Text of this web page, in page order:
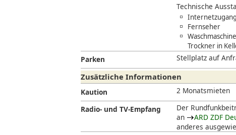
Technische
Fernseher
Trockner in
Parken Stellplatz auf
Zusätzliche Informationen
Kaution
2 Monatsmieten
Radio- und TV-Empfang
Der
an
ARD ZDF
anderes